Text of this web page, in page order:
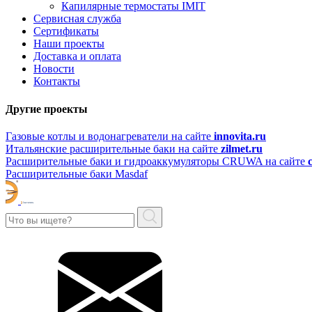
Капилярные термостаты IMIT
Сервисная служба
Сертификаты
Наши проекты
Доставка и оплата
Новости
Контакты
Другие проекты
Газовые котлы и водонагреватели на сайте innovita.ru
Итальянские расширительные баки на сайте zilmet.ru
Расширительные баки и гидроаккумуляторы CRUWA на сайте
Расширительные баки Masdaf